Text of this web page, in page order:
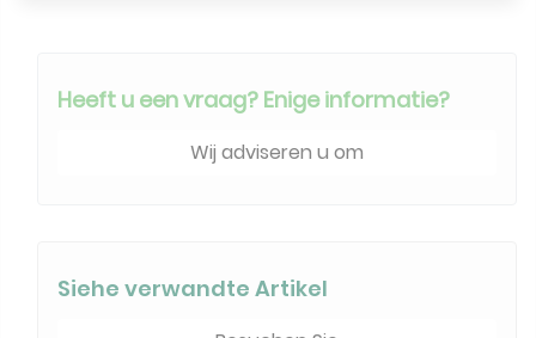
Heeft u een vraag? Enige informatie?
Wij adviseren u om
Siehe verwandte Artikel